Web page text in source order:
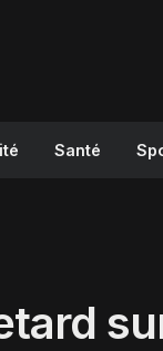
Santé